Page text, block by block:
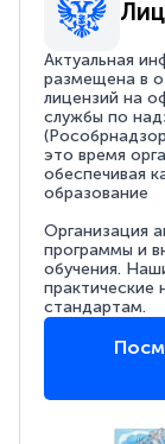
Актуальная
размещена в
лицензий на
службы по
это время
обеспечивая
образование
Организация
программы и
обучения.
практические
стандартам.